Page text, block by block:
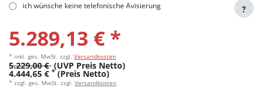
ich wünsche keine telefonische Avisierung ?
5.289,13 € *
* inkl. ges. MwSt. zzgl. Versandkosten
5.229,00 € (UVP Preis Netto)
4.444,65 € * (Preis Netto)
* zzgl. ges. MwSt. zzgl. Versandkosten